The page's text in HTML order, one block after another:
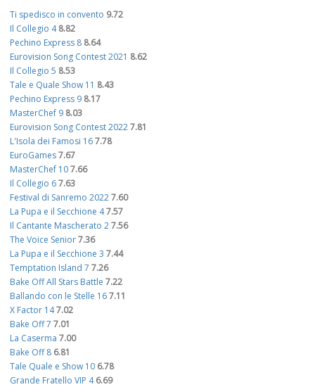
Ti spedisco in convento 9.72
Il Collegio 4 8.82
Pechino Express 8 8.64
Eurovision Song Contest 2021 8.62
Il Collegio 5 8.53
Tale e Quale Show 11 8.43
Pechino Express 9 8.17
MasterChef 9 8.03
Eurovision Song Contest 20227.81
L'Isola dei Famosi 167.78
EuroGames7.67
MasterChef 107.66
Il Collegio 67.63
Festival di Sanremo 20227.60
La Pupa e il Secchione 47.57
Il Cantante Mascherato 27.56
The Voice Senior7.36
La Pupa e il Secchione 3 7.44
Temptation Island 7 7.26
Bake Off All Stars Battle 7.22
Ballando con le Stelle 167.11
X Factor 147.02
Bake Off 7 7.01
La Caserma 7.00
Bake Off 8 6.81
Tale Quale e Show 10 6.78
Grande Fratello VIP 4 6.69